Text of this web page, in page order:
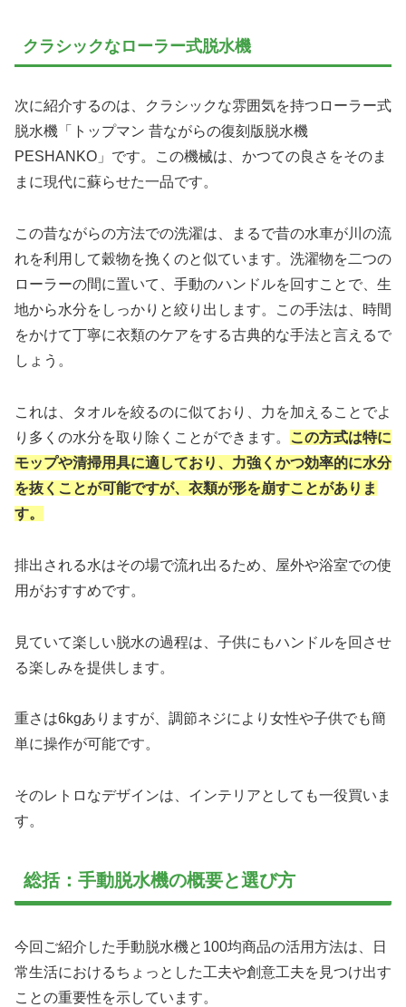
クラシックなローラー式脱水機
次に紹介するのは、クラシックな雰囲気を持つローラー式
脱水機「トップマン 昔ながらの復刻版脱水機
PESHANKO」です。この機械は、かつての良さをそのま
まに現代に蘇らせた一品です。
この昔ながらの方法での洗濯は、まるで昔の水車が川の流
れを利用して穀物を挽くのと似ています。洗濯物を二つの
ローラーの間に置いて、手動のハンドルを回すことで、生
地から水分をしっかりと絞り出します。この手法は、時間
をかけて丁寧に衣類のケアをする古典的な手法と言えるで
しょう。
これは、タオルを絞るのに似ており、力を加えることでよ
り多くの水分を取り除くことができます。
この方式は特に
モップや清掃用具に適しており、力強くかつ効率的に水分
を抜くことが可能ですが、 衣類が形を崩すことがありま
す。
排出される水はその場で流れ出るため、屋外や浴室での使
用がおすすめです。
見ていて楽しい脱水の過程は、子供にもハンドルを回させ
る楽しみを提供します。
重さは6kgありますが、調節ネジにより女性や子供でも簡
単に操作が可能です。
そのレトロなデザインは、インテリアとしても一役買いま
す。
総括：手動脱水機の概要と選び方
今回ご紹介した手動脱水機と100均商品の活用方法は、日
常生活におけるちょっとした工夫や創意工夫を見つけ出す
ことの重要性を示しています。